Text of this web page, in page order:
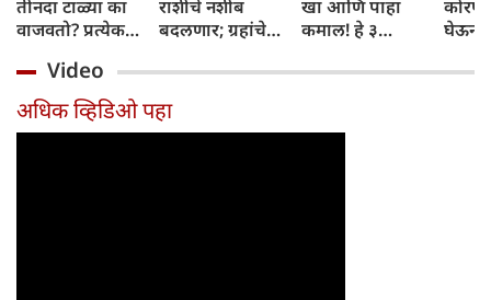
तीनदा टाळ्या का
वाजवतो? प्रत्येक
जाणून घ्या
राशींचे नशीब
बदलणार; ग्रहांचे
संपतील आणि शुभ
दिवसांची सुरुवात
होईल
खा आणि पाहा
कमाल! हे ३
तुम्हाला ठाऊक
घेऊन
Video
अधिक व्हिडिओ पहा